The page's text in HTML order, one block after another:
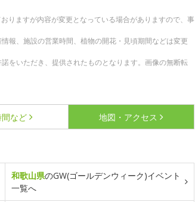
りますが内容が変更となっている場合がありますので、事
報、施設の営業時間、植物の開花・見頃期間などは変更
をいただき、提供されたものとなります。画像の無断転
など 地図・アクセス
和歌山県のGW(ゴールデンウィーク)イベント
一覧へ